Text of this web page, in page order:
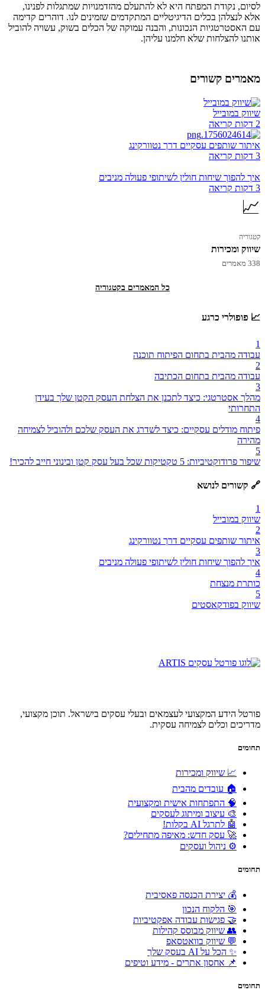
לסיום, נקודת המפתח היא לא להתעלם מהזדמנויות שמתגלות לפנינו,
אלא לנצלהן בכלים הדיגיטליים המתקדמים שזמינים לנו. דוהרים קדימה
עם האסטרטגיות הנכונות, והבנה עמוקה של הכלים בשוק, עשויה להוביל
אותנו להצלחות שלא חלמנו עליהן.
מאמרים קשורים
שיווק במובייל
2 דקות קריאה
איתור שותפים עסקיים דרך נטוורקינג
3 דקות קריאה
איך להפוך שיחות חולין לשיתופי פעולה מניבים
3 דקות קריאה
📈
קטגוריה
שיווק ומכירות
338 מאמרים
כל המאמרים בקטגוריה
📈 פופולרי כרגע
1
עבודה מהבית בתחום הפיתוח תוכנה
2
עבודה מהבית בתחום הכתיבה
3
מהלך אסטרטגי: כיצד לתכנן את הצלחת העסק הקטן שלך בעידן
התחרותי
4
פיתוח מודלים עסקיים: כיצד לשדרג את העסק שלכם ולהוביל לצמיחה
מהירה
5
שיפור פרודוקטיביות: 5 טקטיקות שכל בעל עסק קטן ובינוני חייב להכיר!
🔗 קשורים לנושא
1
שיווק במובייל
2
איתור שותפים עסקיים דרך נטוורקינג
3
איך להפוך שיחות חולין לשיתופי פעולה מניבים
4
כותרת מנצחת
5
שיווק בפודקאסטים
פורטל הידע המקצועי לעצמאים ובעלי עסקים בישראל. תוכן מקצועי,
מדריכים וכלים לצמיחה עסקית.
תחומים
📈 שיווק ומכירות
🏠 עובדים מהבית
🧠 התפתחות אישית ומקצועית
🎨 עיצוב ומיתוג לעסקים
🤖 לתרגל AI בקלות!
🚀 עסק חדש: מאיפה מתחילים?
⚙️ ניהול ועסקים
תחומים
💰 יצירת הכנסה פאסיבית
🎯 הלקוח הנכון
🤝 פגישות עבודה אפקטיביות
👥 שיווק מבוסס קהילות
💬 שיווק בוואטסאפ
✨ הכל על AI בעסק שלך
📌 אחסון אתרים - מידע וטיפים
תחומים